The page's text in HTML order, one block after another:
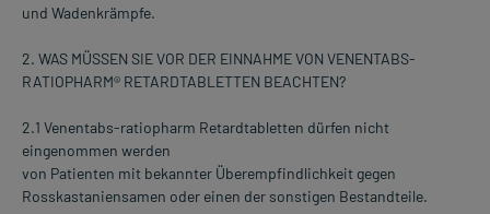
und Wadenkrämpfe.
2. WAS MÜSSEN SIE VOR DER EINNAHME VON VENENTABS-
RATIOPHARM® RETARDTABLETTEN BEACHTEN?
2.1 Venentabs-ratiopharm Retardtabletten dürfen nicht
eingenommen werden
von Patienten mit bekannter Überempfindlichkeit gegen
Rosskastaniensamen oder einen der sonstigen Bestandteile.